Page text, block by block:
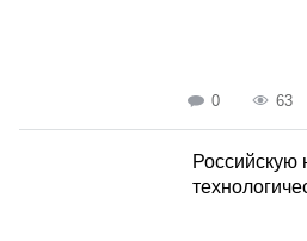
0 63
Российскую